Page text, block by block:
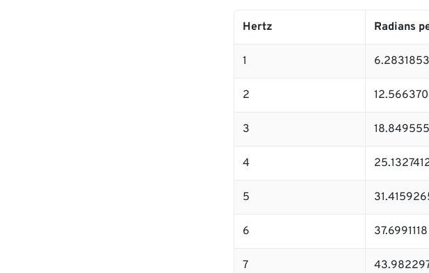
Hertz Radians
1 6.2831853
2
3
4
5
6 37.6991118
7